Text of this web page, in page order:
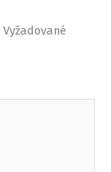
Vyžadované